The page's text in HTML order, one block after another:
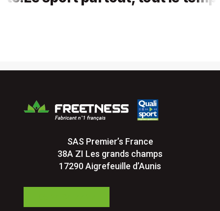
SAS Premier’s France
38A ZI Les grands champs
17290 Aigrefeuille d’Aunis